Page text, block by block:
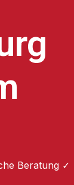
Beratung ✓